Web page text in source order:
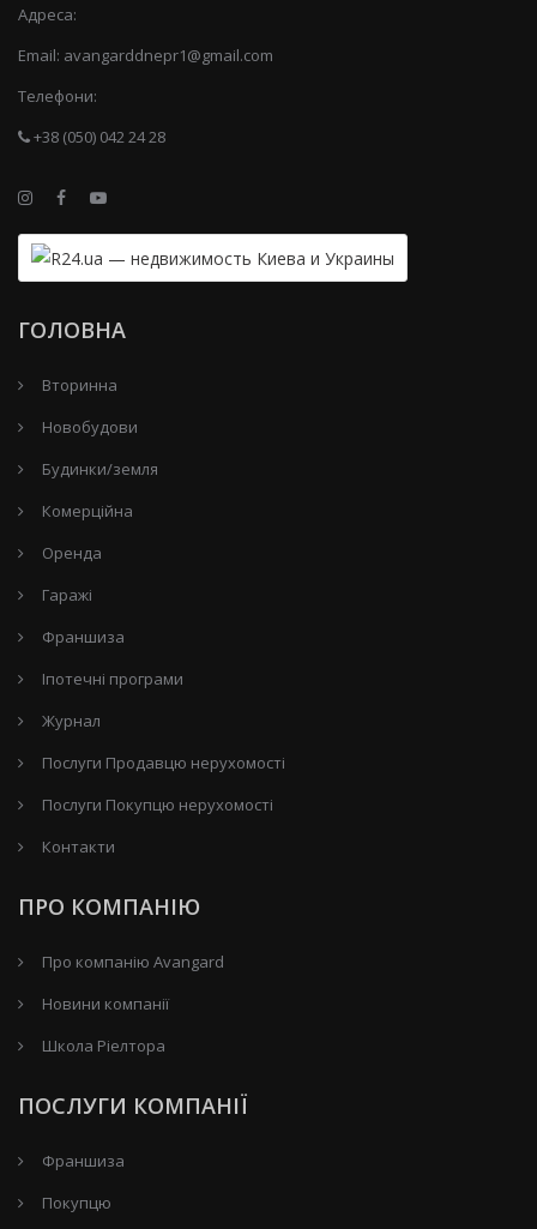
Адреса:
Email: avangarddnepr1@gmail.com
Телефони:
+38 (050) 042 24 28
ГОЛОВНА
Вторинна
Новобудови
Будинки/земля
Комерційна
Оренда
Гаражі
Франшиза
Іпотечні програми
Журнал
Послуги Продавцю нерухомості
Послуги Покупцю нерухомості
Контакти
ПРО КОМПАНІЮ
Про компанію Avangard
Новини компанії
Школа Ріелтора
ПОСЛУГИ КОМПАНІЇ
Франшиза
Покупцю